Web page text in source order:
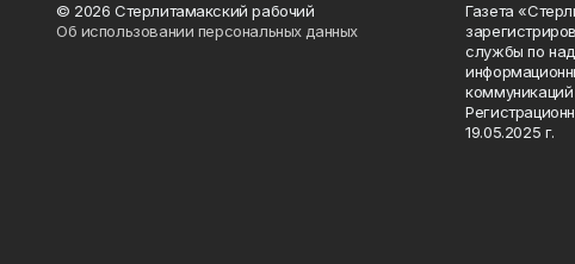
© 2026 Стерлитамакский рабочий
Об использовании персональных данных
Газета
службы по
19.05.2025 г.